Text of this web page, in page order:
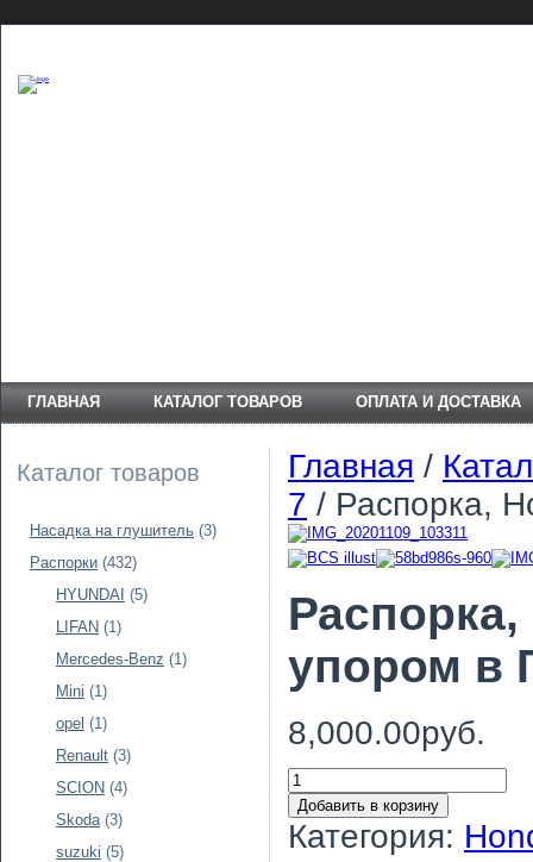
ГЛАВНАЯ КАТАЛОГ ТОВАРОВ ОПЛАТА И ДОСТАВКА
Каталог товаров
Насадка на глушитель (3)
Распорки (432)
HYUNDAI (5)
LIFAN (1)
Mercedes-Benz (1)
Mini (1)
opel (1)
Renault (3)
SCION (4)
Skoda (3)
suzuki (5)
Главная /
7 / Распорка,
упором в
8,000.00руб.
Добавить в корзину
Категория: